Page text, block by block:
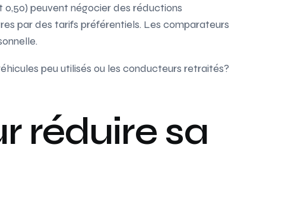
peuvent négocier des réductions
par des tarifs préférentiels. Les comparateurs
peu utilisés ou les conducteurs retraités?
réduire sa